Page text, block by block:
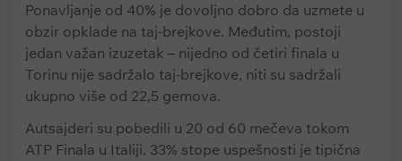
Ponavljanje od 40% je dovoljno dobro da uzmete u
obzir opklade na taj-brejkove. Međutim, postoji
jedan važan izuzetak – nijedno od četiri finala u
Torinu nije sadržalo taj-brejkove, niti su sadržali
ukupno više od 22,5 gemova.
Autsajderi su pobedili u 20 od 60 mečeva tokom
ATP Finala u Italiji. 33% stope uspešnosti je tipična